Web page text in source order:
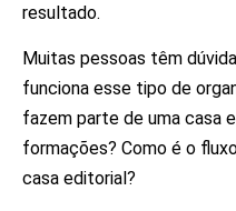
resultado.
Muitas pessoas têm
funciona esse tipo de
fazem parte de uma casa
formações? Como é o
casa editorial?